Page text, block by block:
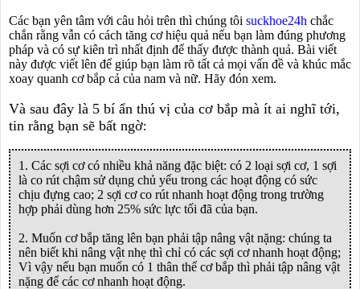
Các bạn yên tâm với câu hỏi trên thì chúng tôi suckhoe24h chắc
chắn rằng vẫn có cách tăng cơ hiệu quả nếu bạn làm đúng phương
pháp và có sự kiên trì nhất định để thấy được thành quả. Bài viết
này được viết lên để giúp bạn làm rõ tất cả mọi vấn đề và khúc mắc
xoay quanh cơ bắp cả của nam và nữ. Hãy đón xem.
Và sau đây là 5 bí ẩn thú vị của cơ bắp mà ít ai nghĩ tới,
tin rằng bạn sẽ bất ngờ:
1. Các sợi cơ có nhiều khả năng đặc biệt: có 2 loại sợi cơ, 1 sợi
là co rút chậm sử dụng chủ yếu trong các hoạt động có sức
chịu đựng cao; 2 sợi cơ co rút nhanh hoạt động trong trường
hợp phải dùng hơn 25% sức lực tối đã của bạn.
2. Muốn cơ bắp tăng lên bạn phải tập nâng vật nặng: chúng ta
nên biết khi nâng vật nhẹ thì chỉ có các sợi cơ nhanh hoạt động;
Vì vậy nếu bạn muốn có 1 thân thể cơ bắp thì phải tập nâng vật
nặng để các cơ nhanh hoạt động.